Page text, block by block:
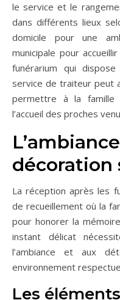
le service et le
dans différents lieux
domicile pour une
municipale pour
funérarium qui
service de traiteur peut
permettre à la famille
l’accueil des proches
décoration
La réception après les
de recueillement où la
pour honorer la
instant délicat
l’ambiance et aux
environnement
Les